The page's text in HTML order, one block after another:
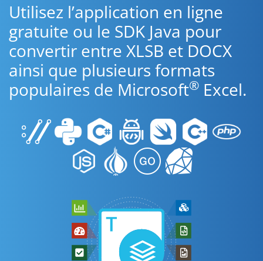
Utilisez l’application en ligne
gratuite ou le SDK Java pour
convertir entre XLSB et DOCX
ainsi que plusieurs formats
populaires de Microsoft® Excel.